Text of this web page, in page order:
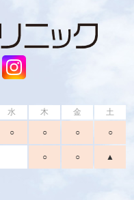
水 木 金 土
○ ○ ○ ○
○ ○ ▲